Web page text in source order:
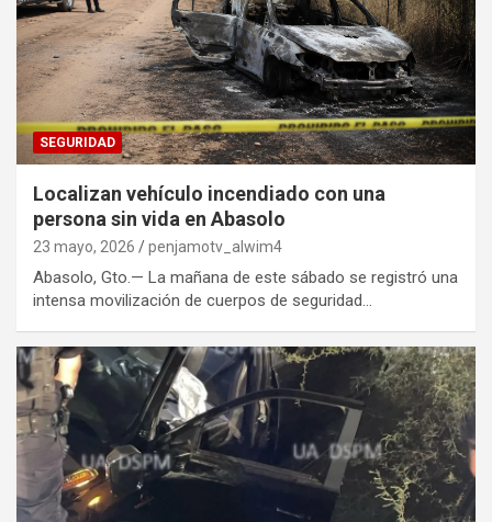
SEGURIDAD
Localizan vehículo incendiado con una
persona sin vida en Abasolo
23 mayo, 2026 penjamotv_alwim4
Abasolo, Gto.— La mañana de este sábado se registró una
intensa movilización de cuerpos de seguridad…